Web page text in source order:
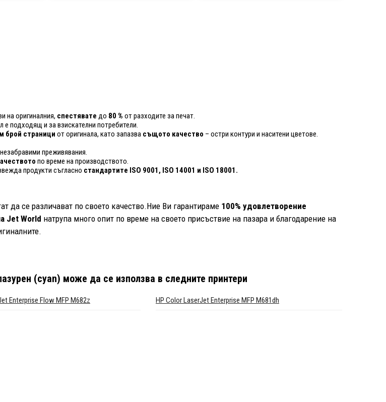
на оригиналния, спестявате до 80 % от разходите за печат.
е подходящ и за взискателни потребители.
брой страници от оригинала, като запазва същото качество – остри контури и наситени цветове.
преживявания.
по време на производството.
продукти съгласно стандартите ISO 9001, ISO 14001 и ISO 18001.
да се различават по своето качество.Ние Ви гарантираме 100% удовлетворение
Jet World натрупа много опит по време на своето присъствие на пазара и благодарение на
(cyan) може да се използва в следните принтери
Enterprise Flow MFP M682z HP Color LaserJet Enterprise MFP M681dh